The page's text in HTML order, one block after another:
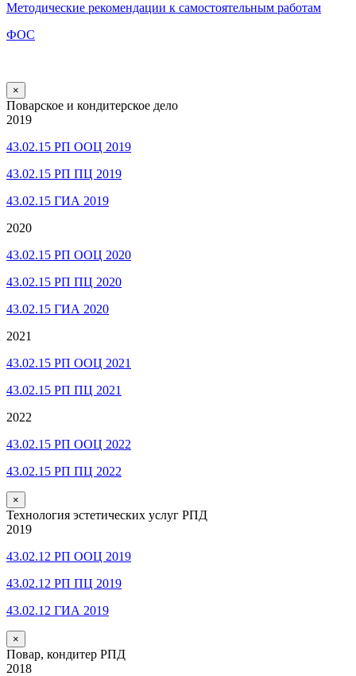
Методические рекомендации к самостоятельным работам
ФОС
×
Поварское и кондитерское дело
2019
43.02.15 РП ООЦ 2019
43.02.15 РП ПЦ 2019
43.02.15 ГИА 2019
2020
43.02.15 РП ООЦ 2020
43.02.15 РП ПЦ 2020
43.02.15 ГИА 2020
2021
43.02.15 РП ООЦ 2021
43.02.15 РП ПЦ 2021
2022
43.02.15 РП ООЦ 2022
43.02.15 РП ПЦ 2022
×
Технология эстетических услуг РПД
2019
43.02.12 РП ООЦ 2019
43.02.12 РП ПЦ 2019
43.02.12 ГИА 2019
×
Повар, кондитер РПД
2018